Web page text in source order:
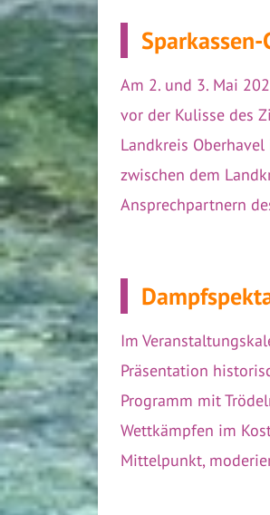
Am 2. und 3. Mai
vor der Kulisse des
Landkreis
zwischen dem
Ansprechpartnern
Im
Präsentation
Programm mit
Wettkämpfen im
Mittelpunkt,